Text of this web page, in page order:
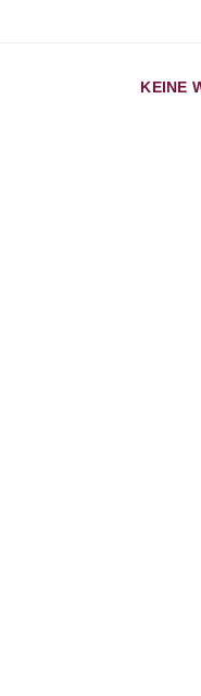
KEINE